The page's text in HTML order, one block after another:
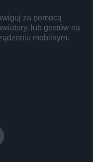
za pomocą
lub gestów na
mobilnym.